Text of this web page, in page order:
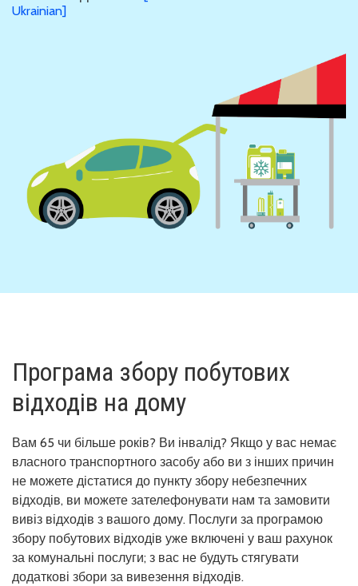
Ukrainian]
Програма збору побутових
відходів на дому
Вам 65 чи більше років? Ви інвалід? Якщо у вас немає
власного транспортного засобу або ви з інших причин
не можете дістатися до пункту збору небезпечних
відходів, ви можете зателефонувати нам та замовити
вивіз відходів з вашого дому. Послуги за програмою
збору побутових відходів уже включені у ваш рахунок
за комунальні послуги; з вас не будуть стягувати
додаткові збори за вивезення відходів.